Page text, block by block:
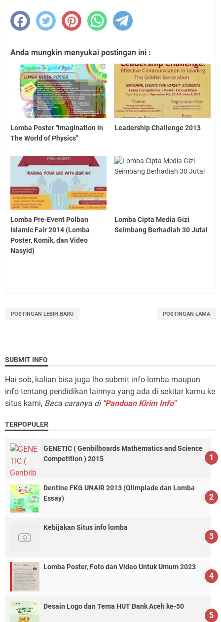
Anda mungkin menyukai postingan ini :
Lomba Poster "Imagination in
The World of Physics"
Leadership Challenge 2013
Lomba Pre-Event Polban
Islamic Fair 2014 (Lomba
Poster, Komik, dan Video
Nasyid)
Lomba Cipta Media Gizi
Seimbang Berhadiah 30 Juta!
POSTINGAN LEBIH BARU POSTINGAN LAMA
SUBMIT INFO
Hai sob, kalian bisa juga lho submit info lomba maupun
info-tentang pendidikan lainnya yang ada di sekitar kamu ke
situs kami, Baca caranya di "Panduan Kirim Info"
TERPOPULER
GENETIC ( Genbilboards Mathematics and Science
Competition ) 2015
Dentine FKG UNAIR 2013 (Olimpiade dan Lomba
Essay)
Kebijakan Situs info lomba
Lomba Poster, Foto dan Video Untuk Umum 2023
Desain Logo dan Tema HUT Bank Aceh ke-50